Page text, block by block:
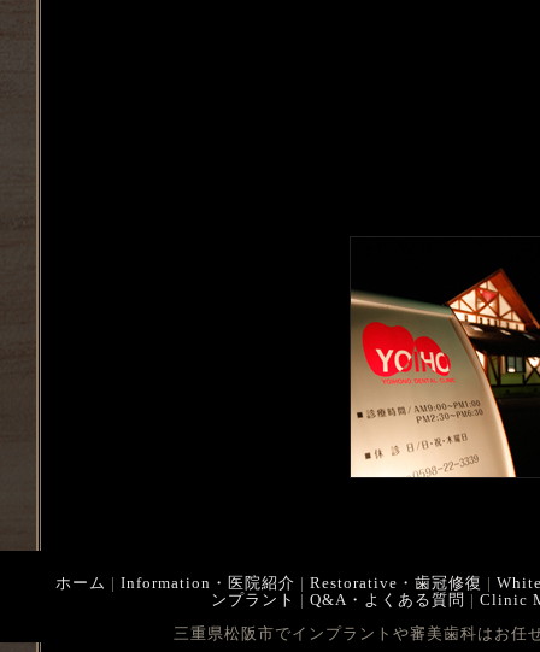
ホーム | Information・医院紹介 | Restorative・歯冠修復 |
ンプラント | Q&A・よくある質問 | Clinic
三重県松阪市でインプラントや審美歯科はお